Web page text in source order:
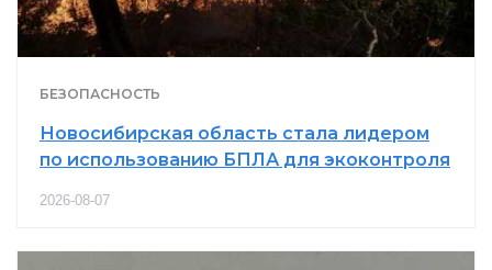
БЕЗОПАСНОСТЬ
Новосибирская область стала лидером
по использованию БПЛА для экоконтроля
2026-08-07